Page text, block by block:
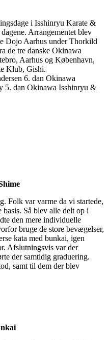
i Isshinryu Karate &
Arrangementet blev
Dojo Aarhus under Thorkild
de tre danske Okinawa
Aarhus og København,
Klub, Gishi.
6. dan Okinawa
5. dan Okinawa Isshinryu &
Folk var varme da vi startede,
basis. Så blev alle delt op i
den mere individuelle
bruge de store bevægelser,
kata med bunkai, igen
Afslutningsvis var der
der samtidig graduering.
samt til dem der blev